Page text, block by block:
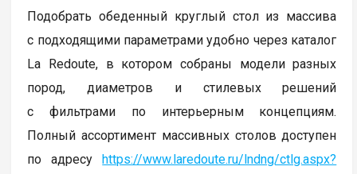
Подобрать обеденный круглый стол из массива
с подходящими параметрами удобно через каталог
La Redoute, в котором собраны модели разных
пород, диаметров и стилевых решений
с фильтрами по интерьерным концепциям.
Полный ассортимент массивных столов доступен
по адресу https://www.laredoute.ru/lndng/ctlg.aspx?